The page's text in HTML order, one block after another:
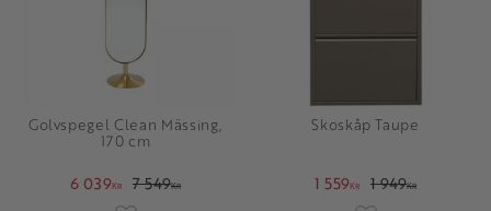
Golvspegel Clean Mässing,
170 cm
6 039KR 7 549KR
Skoskåp Taupe
1 559KR 1 949KR